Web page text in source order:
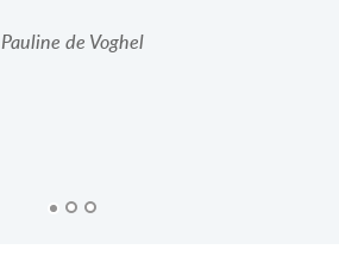
Pauline de Voghel